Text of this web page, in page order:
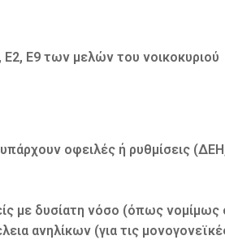
Ε2, Ε9 των μελών του νοικοκυριού
οφειλές ή ρυθμίσεις
με δυσίατη νόσο (όπως νομίμως
ανηλίκων (για τις